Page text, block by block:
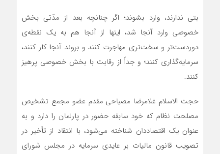
بتی ندارند، وارد بشوند؛ اگر چنانچه بعد از مدّتی بخش
خصوصی وارد آنجا شد، اینها از آنجا هم به یک نقطه‌ی
دوردست‌تر و سخت‌تری مهاجرت کنند و بروند آنجا کار کنند،
سرمایه‌گذاری کنند؛ و جداً از رقابت با بخش خصوصی پرهیز
کنند.
حجت الاسلام غلامرضا مصباحی مقدم عضو مجمع تشخیص
مصلحت نظام که خود سابقه حضور در پارلمان را دارد و به
عنوان یک اقتصاددان شناخته می‌شود، با انتقاد از تأخیر در
تصویب قانون مالیات بر عایدی سرمایه در مجلس شورای